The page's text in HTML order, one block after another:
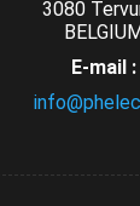
3080
E-mail :